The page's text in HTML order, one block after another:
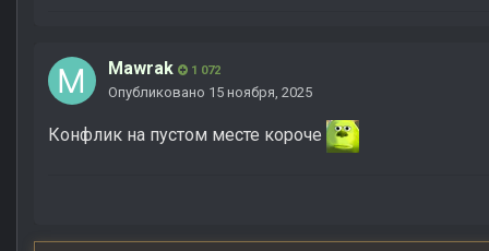
Mawrak 1 072
Опубликовано 15 ноября, 2025
Конфлик на пустом месте короче